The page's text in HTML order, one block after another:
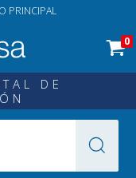
PRINCIPAL
0
DE